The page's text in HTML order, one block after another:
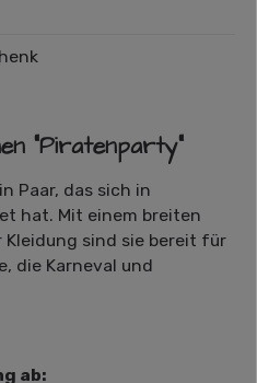
"Piratenparty"
Paar, das sich in
hat. Mit einem breiten
sind sie bereit für
die Karneval und
ab: